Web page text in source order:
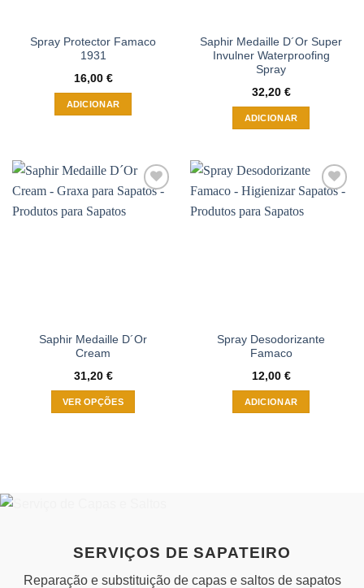
Spray Protector Famaco
1931
16,00 €
ADICIONAR
Saphir Medaille D´Or Super
Invulner Waterproofing
Spray
32,20 €
ADICIONAR
à wishlist
Saphir Medaille D´Or
Cream
31,20 €
VER OPÇÕES
be
chosen
à wishlist
Spray Desodorizante
Famaco
12,00 €
ADICIONAR
SERVIÇOS DE SAPATEIRO
Reparação e substituição de capas e saltos de sapatos